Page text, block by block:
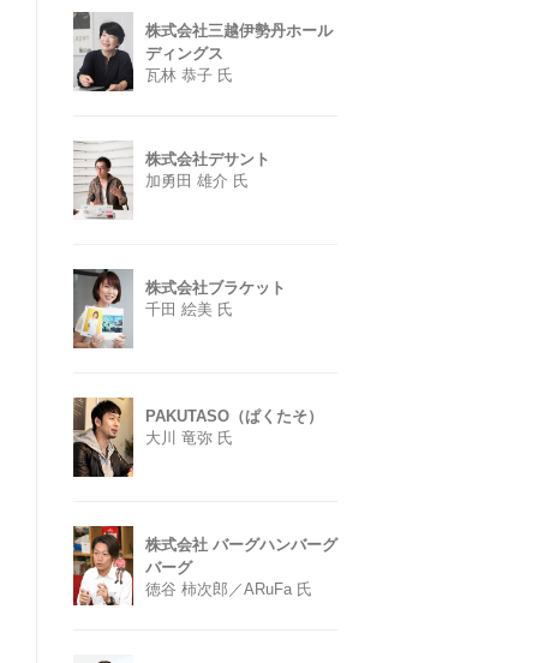
株式会社三越伊勢丹ホール
ディングス
瓦林 恭子 氏
株式会社デサント
加勇田 雄介 氏
株式会社ブラケット
千田 絵美 氏
PAKUTASO（ぱくたそ）
大川 竜弥 氏
株式会社 バーグハンバーグ
バーグ
徳谷 柿次郎／ARuFa 氏